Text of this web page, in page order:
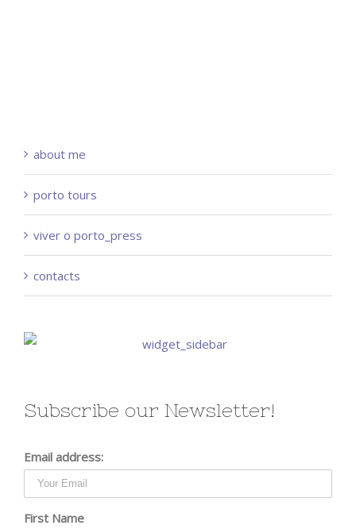
about me
porto tours
viver o porto_press
contacts
Subscribe our Newsletter!
Email address:
First Name